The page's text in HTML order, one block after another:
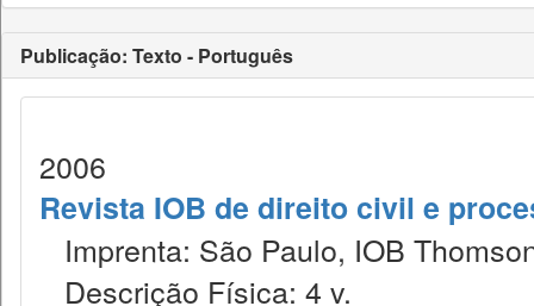
Publicação: Texto - Português
2006
Revista IOB de direito civil e
Imprenta: São Paulo, IOB
Descrição Física: 4 v.